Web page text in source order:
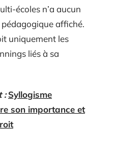
écoles n’a aucun
affiché.
uniquement les
liés à sa
: Syllogisme
son importance et